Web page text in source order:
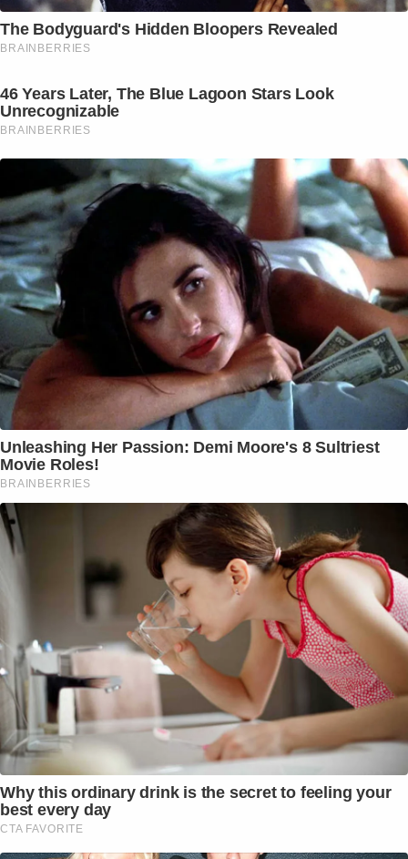
The Bodyguard's Hidden Bloopers Revealed
BRAINBERRIES
46 Years Later, The Blue Lagoon Stars Look
Unrecognizable
BRAINBERRIES
Unleashing Her Passion: Demi Moore's 8 Sultriest
Movie Roles!
BRAINBERRIES
Why this ordinary drink is the secret to feeling your
best every day
CTA FAVORITE